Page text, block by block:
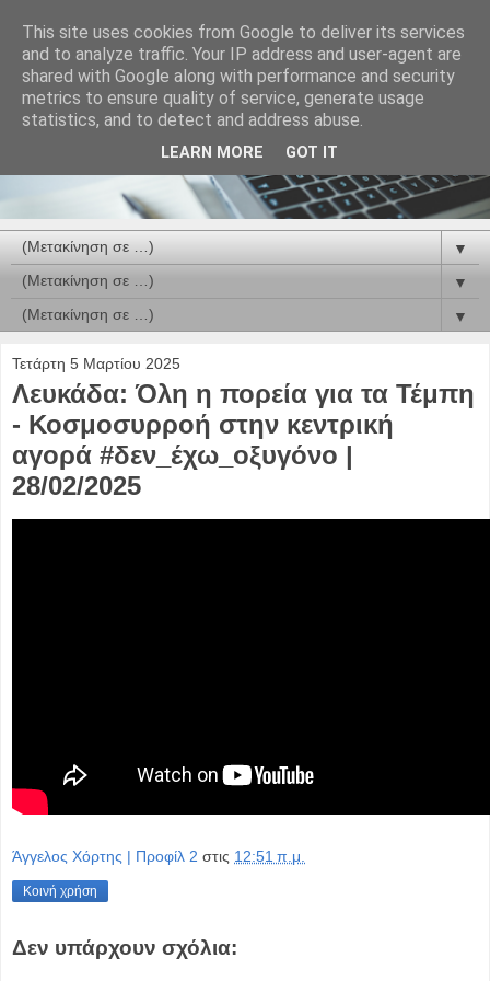
▼
▼
▼
Τετάρτη 5 Μαρτίου 2025
Λευκάδα: Όλη η πορεία για τα Τέμπη
- Κοσμοσυρροή στην κεντρική
αγορά #δεν_έχω_οξυγόνο |
28/02/2025
Άγγελος Χόρτης | Προφίλ 2 στις 12:51 π.μ.
Κοινή χρήση
Δεν υπάρχουν σχόλια:
This site uses cookies from Google to deliver its services
and to analyze traffic. Your IP address and user-agent are
shared with Google along with performance and security
metrics to ensure quality of service, generate usage
statistics, and to detect and address abuse.
LEARN MORE GOT IT